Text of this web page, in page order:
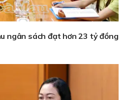
ngân sách đạt hơn 23 tỷ đồng